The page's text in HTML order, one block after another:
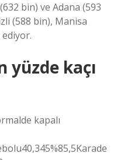
bin) ve Adana (593
(588 bin), Manisa
yüzde kaçı
kapalı